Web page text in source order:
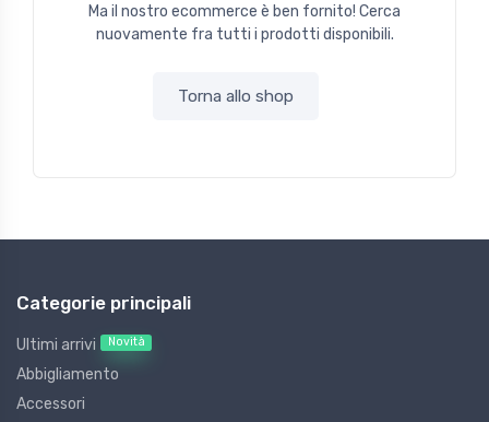
Ma il nostro ecommerce è ben fornito! Cerca
nuovamente fra tutti i prodotti disponibili.
Torna allo shop
Categorie principali
Ultimi arrivi Novità
Abbigliamento
Accessori